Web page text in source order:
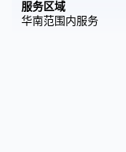
服务区域
华南范围内服务